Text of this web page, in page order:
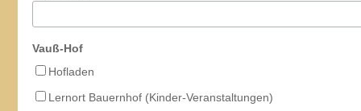
Vauß-Hof
Hofladen
Lernort Bauernhof (Kinder-Veranstaltungen)